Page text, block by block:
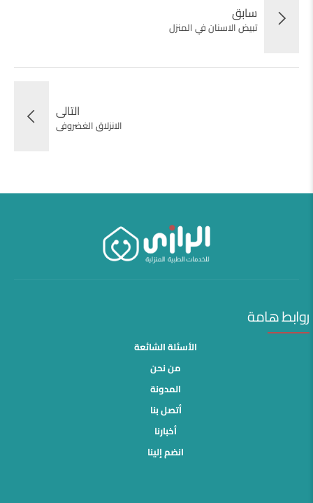
سابق
تبيض الاسنان في المنزل
التالى
الانزلاق الغضروفى
روابط هامة
الأسئلة الشائعة
من نحن
المدونة
أتصل بنا
أخبارنا
انضم إلينا